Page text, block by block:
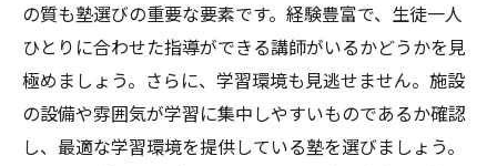
の質も塾選びの重要な要素です。経験豊富で、生徒一人
ひとりに合わせた指導ができる講師がいるかどうかを見
極めましょう。さらに、学習環境も見逃せません。施設
の設備や雰囲気が学習に集中しやすいものであるか確認
し、最適な学習環境を提供している塾を選びましょう。